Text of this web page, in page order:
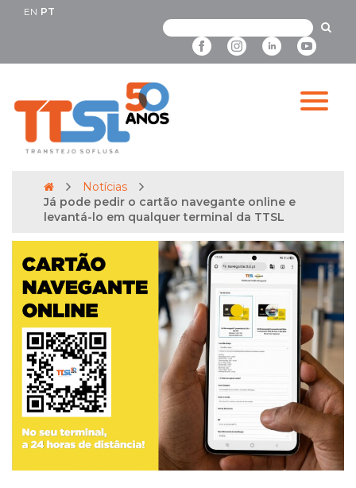
EN PT
Notícias
Já pode pedir o cartão navegante online e
levantá-lo em qualquer terminal da TTSL